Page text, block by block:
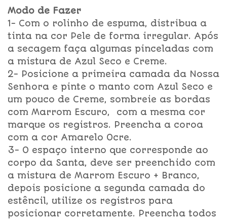
Modo de Fazer
1- Com o rolinho de espuma, distribua a
tinta na cor Pele de forma irregular. Após
a secagem faça algumas pinceladas com
a mistura de Azul Seco e Creme.
2- Posicione a primeira camada da Nossa
Senhora e pinte o manto com Azul Seco e
um pouco de Creme, sombreie as bordas
com Marrom Escuro, com a mesma cor
marque os registros. Preencha a coroa
com a cor Amarelo Ocre.
3- O espaço interno que corresponde ao
corpo da Santa, deve ser preenchido com
a mistura de Marrom Escuro + Branco,
depois posicione a segunda camada do
estêncil, utilize os registros para
posicionar corretamente. Preencha todos